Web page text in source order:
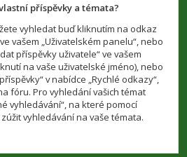
příspěvky a témata?
vyhledat buď kliknutím na odkaz
vašem „Uživatelském panelu“, nebo
příspěvky uživatele“ ve vašem
na vaše uživatelské jméno), nebo
v nabídce „Rychlé odkazy“,
fóru. Pro vyhledání vašich témat
vyhledávání“, na které pomocí
vyhledávání na vaše témata.